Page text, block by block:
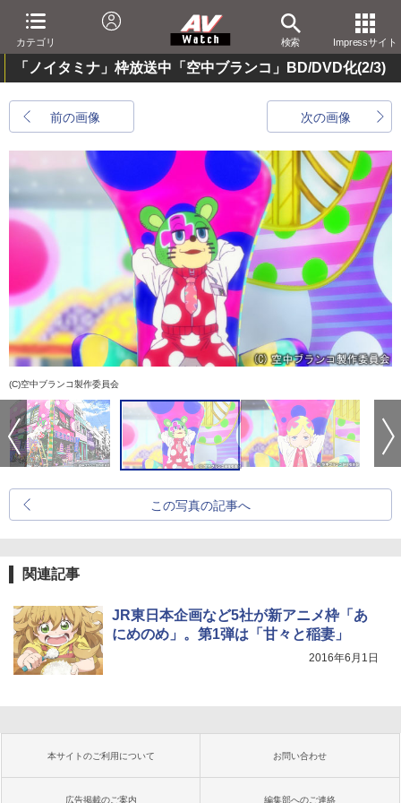
カテゴリ 検索 Impressサイト
「ノイタミナ」枠放送中「空中ブランコ」BD/DVD化(2/3)
前の画像 次の画像
(C)空中ブランコ製作委員会
この写真の記事へ
関連記事
JR東日本企画など5社が新アニメ枠「あ
にめのめ」。第1弾は「甘々と稲妻」
2016年6月1日
本サイトのご利用について お問い合わせ
広告掲載のご案内 編集部へのご連絡